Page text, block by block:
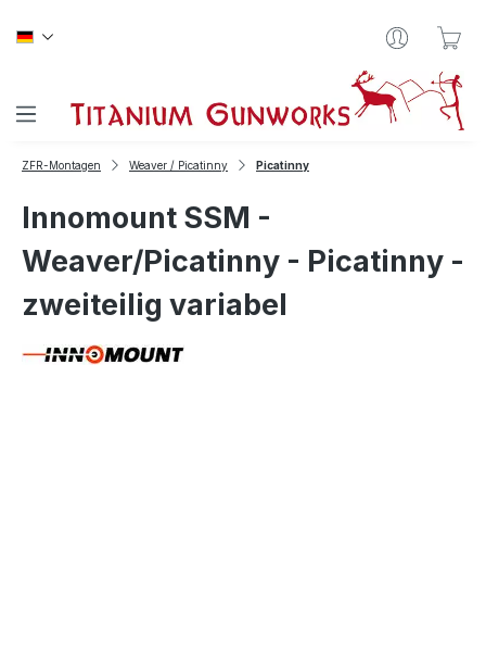
ZFR-Montagen Weaver / Picatinny Picatinny
Innomount SSM -
Weaver/Picatinny - Picatinny -
zweiteilig variabel